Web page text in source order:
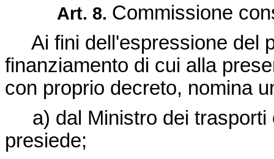
Art. 8. Commissione
Ai fini dell'espressione del
finanziamento di cui alla
con proprio decreto, nomina
a) dal Ministro dei trasporti
presiede;